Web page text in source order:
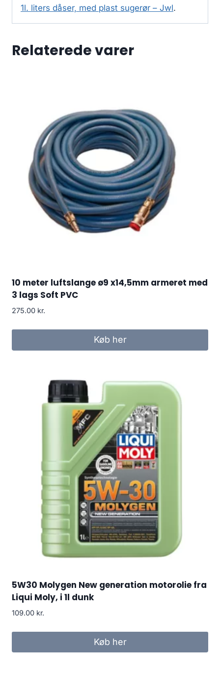
1l. liters dåser, med plast sugerør – Jwl.
Relaterede varer
10 meter luftslange ø9 x14,5mm armeret med
3 lags Soft PVC
275.00 kr.
Køb her
5W30 Molygen New generation motorolie fra
Liqui Moly, i 1l dunk
109.00 kr.
Køb her